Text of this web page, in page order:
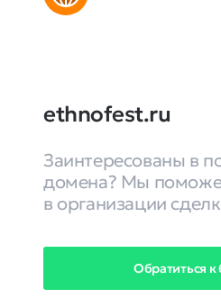
ethnofest.ru
Заинтересованы в
домена? Мы
в организации
Обратиться к